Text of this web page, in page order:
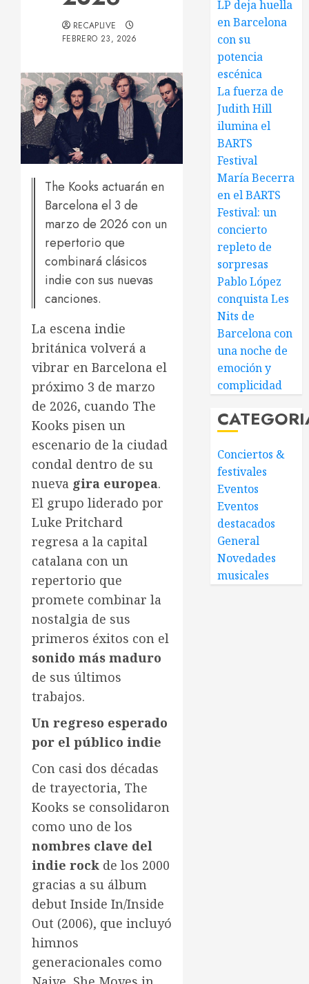
RECAPLIVE
FEBRERO 23, 2026
The Kooks actuarán en
Barcelona el 3 de
marzo de 2026 con un
repertorio que
combinará clásicos
indie con sus nuevas
canciones.
La escena indie
británica volverá a
vibrar en Barcelona el
próximo 3 de marzo
de 2026, cuando The
Kooks pisen un
escenario de la ciudad
condal dentro de su
nueva gira europea.
El grupo liderado por
Luke Pritchard
regresa a la capital
catalana con un
repertorio que
promete combinar la
nostalgia de sus
primeros éxitos con el
sonido más maduro
de sus últimos
trabajos.
Un regreso esperado
por el público indie
Con casi dos décadas
de trayectoria, The
Kooks se consolidaron
como uno de los
nombres clave del
indie rock de los 2000
gracias a su álbum
debut Inside In/Inside
Out (2006), que incluyó
himnos
generacionales como
LP deja huella
en Barcelona
con su
potencia
escénica
La fuerza de
Judith Hill
ilumina el
BARTS
Festival
María Becerra
en el BARTS
Festival: un
concierto
repleto de
sorpresas
Pablo López
conquista Les
Nits de
Barcelona con
una noche de
emoción y
complicidad
Conciertos &
festivales
Eventos
Eventos
destacados
General
Novedades
musicales